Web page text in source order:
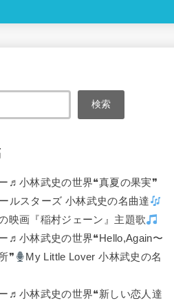
検索
♬ 小林武史の世界❝真夏の果実❞
ルスターズ 小林武史の名曲達
映画『稲村ジェーン』主題歌
♬ 小林武史の世界❝Hello,Again〜
❞
My Little Lover 小林武史の名
♬ 小林武史の世界❝新しい恋人達